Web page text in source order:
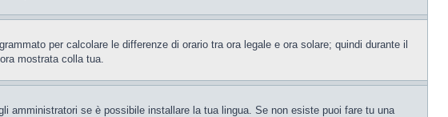
per calcolare le differenze di orario tra ora legale e ora solare; quindi durante il
mostrata colla tua.
amministratori se è possibile installare la tua lingua. Se non esiste puoi fare tu una